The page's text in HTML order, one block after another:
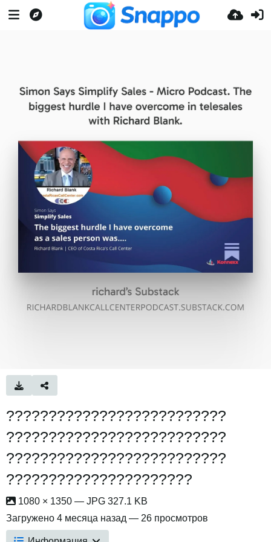
??????????????????????????
??????????????????????????
??????????????????????????
??????????????????????
1080 × 1350 — JPG 327.1 KB
Загружено 4 месяца назад — 26 просмотров